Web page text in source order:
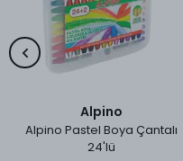
Alpino
Alpino Pastel Boya Çantalı
24'lü